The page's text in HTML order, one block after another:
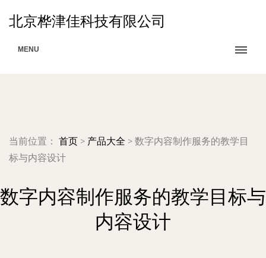
北京桦津佳科技有限公司
MENU
当前位置： 首页 > 产品大全 > 数字内容制作服务的教学目
标与内容设计
数字内容制作服务的教学目标与
内容设计